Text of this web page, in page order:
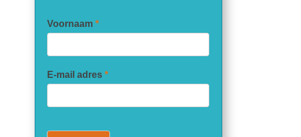
Nieuwsbrief
Didor
Voornaam *
E-mail adres *